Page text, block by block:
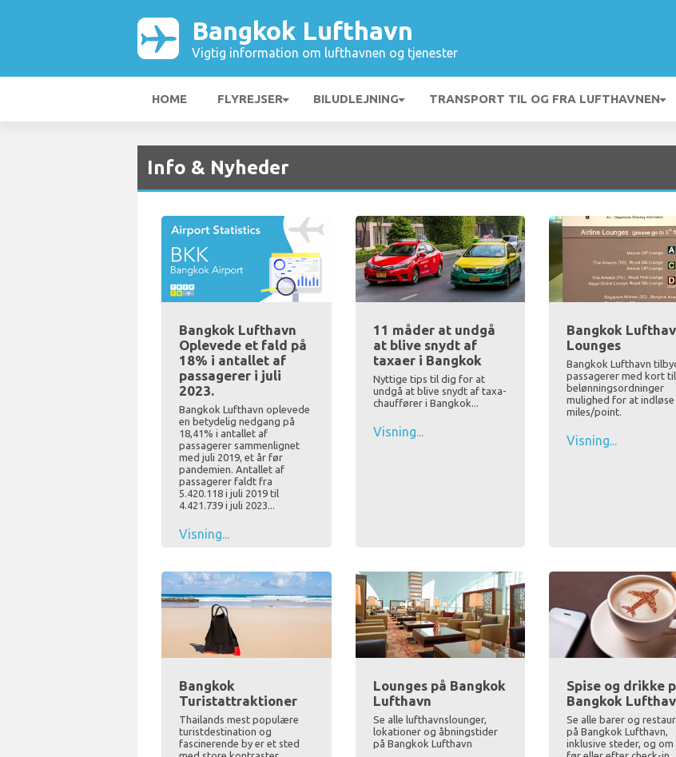
Bangkok Lufthavn
Vigtig information om lufthavnen og tjenester
HOME FLYREJSER BILUDLEJNING TRANSPORT TIL OG FRA LUFTHAVNEN
Info & Nyheder
Bangkok Lufthavn
Oplevede et fald på
18% i antallet af
passagerer i juli
2023.
Bangkok Lufthavn oplevede
en betydelig nedgang på
18,41% i antallet af
passagerer sammenlignet
med juli 2019, et år før
pandemien. Antallet af
passagerer faldt fra
5.420.118 i juli 2019 til
4.421.739 i juli 2023...
Visning...
11 måder at undgå
at blive snydt af
taxaer i Bangkok
Nyttige tips til dig for at
undgå at blive snydt af taxa-
chauffører i Bangkok...
Visning...
Bangkok
Lounges
Bangkok Lufthavn
passagerer med kort til
belønningsordninger
mulighed for at indløse
miles/point.
Visning...
Bangkok
Turistattraktioner
Thailands mest populære
turistdestination og
fascinerende by er et sted
Lounges på Bangkok
Lufthavn
Se alle lufthavnslounger,
lokationer og åbningstider
på Bangkok Lufthavn
Spise og drikke
Bangkok
Se alle barer og
på Bangkok Lufthavn,
inklusive steder, og om